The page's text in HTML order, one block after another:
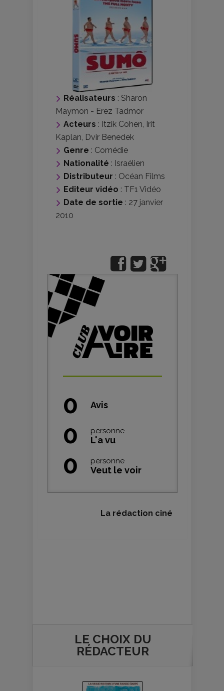
Réalisateurs : Sharon
Maymon - Erez Tadmor
Acteurs : Itzik Cohen, Irit
Kaplan, Dvir Benedek
Genre : Comédie
Nationalité : Israélien
Distributeur : Océan Films
Editeur vidéo : TF1 Vidéo
Date de sortie : 27 janvier
2010
0 Avis
0 personne
L'a vu
0 personne
Veut le voir
La rédaction ciné
LE CHOIX DU
RÉDACTEUR